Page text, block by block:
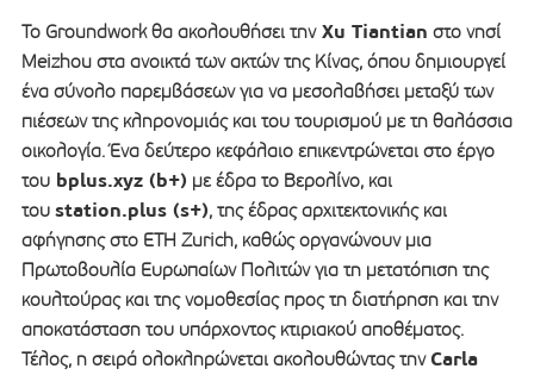
Το Groundwork θα ακολουθήσει τηνXu Tiantian στο νησί
Meizhou στα ανοικτά των ακτών της Κίνας, όπου δημιουργεί
ένα σύνολο παρεμβάσεων για να μεσολαβήσει μεταξύ των
πιέσεων της κληρονομιάς και του τουρισμού με τη θαλάσσια
οικολογία. Ένα δεύτερο κεφάλαιο επικεντρώνεται στο έργο
τουbplus.xyz (b+) με έδρα το Βερολίνο, και
του station.plus (s+), της έδρας αρχιτεκτονικής και
αφήγησης στο ETH Zurich, καθώς οργανώνουν μια
Πρωτοβουλία Ευρωπαίων Πολιτών για τη μετατόπιση της
κουλτούρας και της νομοθεσίας προς τη διατήρηση και την
αποκατάσταση του υπάρχοντος κτιριακού αποθέματος.
Τέλος, η σειρά ολοκληρώνεται ακολουθώντας την Carla